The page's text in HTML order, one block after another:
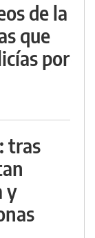
de la
que
por
tras
y